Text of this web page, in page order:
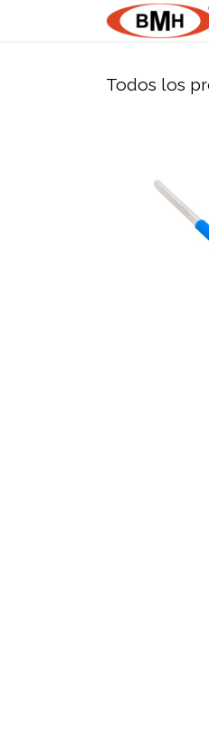
Ir al contenido
Todos los